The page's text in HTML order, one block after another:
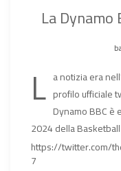
La Dynamo
L a notizia era
profilo ufficiale
Dynamo BBC è
2024 della
https://twitter.com/
7